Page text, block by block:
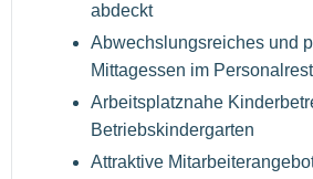
abdeckt
Abwechslungsreiches und
Mittagessen im
Arbeitsplatznahe
Betriebskindergarten
Attraktive